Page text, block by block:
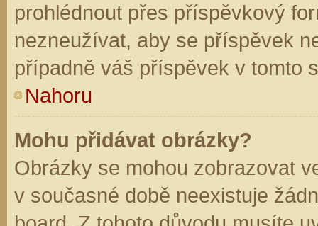
prohlédnout přes příspěvkový
nezneužívat, aby se příspěvek
případně váš příspěvek v tomto
Nahoru
Mohu přidávat obrázky?
Obrázky se mohou zobrazovat
v současné době neexistuje